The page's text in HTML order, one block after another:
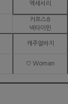
액세서리
커프스&
넥타이핀
캐주얼바지
♡ Woman